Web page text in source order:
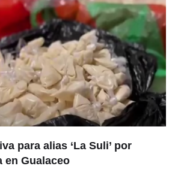
para alias ‘La Suli’ por
en Gualaceo